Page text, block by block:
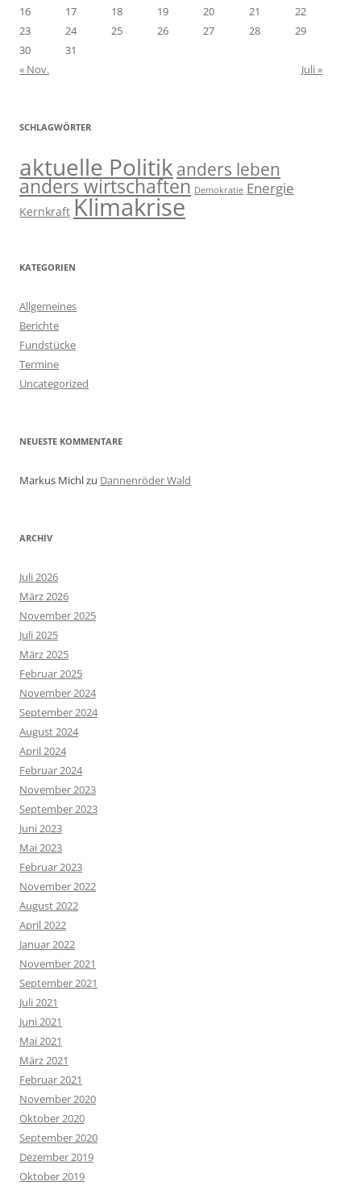
16
17 18 19 20 21
22
23
24 25 26 27 28
29
30
31
« Nov.
Juli »
SCHLAGWÖRTER
aktuelle Politik anders leben
anders wirtschaften Demokratie Energie
Kernkraft Klimakrise
KATEGORIEN
Allgemeines
Berichte
Fundstücke
Termine
Uncategorized
NEUESTE KOMMENTARE
Markus Michlzu Dannenröder Wald
ARCHIV
Juli 2026
März 2026
November 2025
Juli 2025
März 2025
Februar 2025
November 2024
September 2024
August 2024
April 2024
Februar 2024
November 2023
September 2023
Juni 2023
Mai 2023
Februar 2023
November 2022
August 2022
April 2022
Januar 2022
November 2021
September 2021
Juli 2021
Juni 2021
Mai 2021
März 2021
Februar 2021
November 2020
Oktober 2020
September 2020
Dezember 2019
Oktober 2019